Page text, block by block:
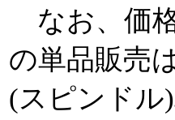
なお、価
の単品販売
(スピンドル